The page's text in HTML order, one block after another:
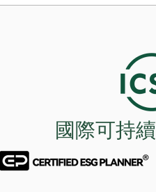
2026年7月10日ICSD與
計師公會簽署合作備忘錄
國際可持